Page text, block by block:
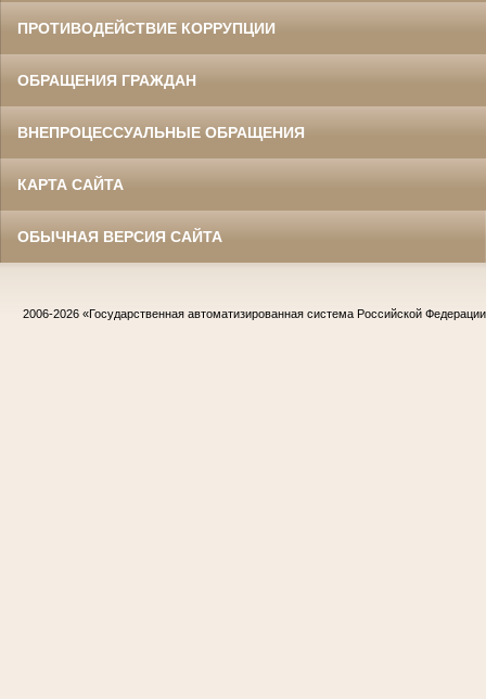
ПРОТИВОДЕЙСТВИЕ КОРРУПЦИИ
ОБРАЩЕНИЯ ГРАЖДАН
ВНЕПРОЦЕССУАЛЬНЫЕ ОБРАЩЕНИЯ
КАРТА САЙТА
ОБЫЧНАЯ ВЕРСИЯ САЙТА
2006-2026 «Государственная автоматизированная система Российской